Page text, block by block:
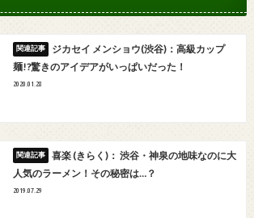
ジカセイ メンショウ(渋谷)：高級カップ
麺!?驚きのアイデアがいっぱいだった！
2020.01.28
喜楽 (きらく)： 渋谷・神泉の地味なのに大
人気のラーメン！その秘密は…？
2019.07.29